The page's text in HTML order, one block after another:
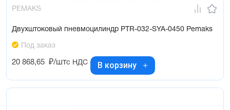
PEMAKS
Двухштоковый пневмоцилиндр PTR-032-SYA-0450 Pemaks
Под заказ
20 868,65 ₽/штс НДС В корзину